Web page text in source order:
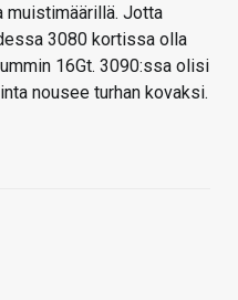
muistimäärillä. Jotta
3080 kortissa olla
16Gt. 3090:ssa olisi
nousee turhan kovaksi.